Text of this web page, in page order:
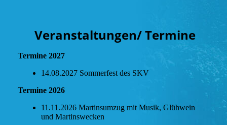
Veranstaltungen/ Termine
Termine 2027
14.08.2027 Sommerfest des SKV
Termine 2026
11.11.2026 Martinsumzug mit Musik, Glühwein
und Martinswecken